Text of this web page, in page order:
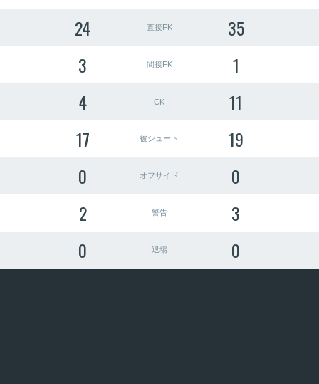
24
直接FK
35
3
間接FK
1
4
CK
11
17
被シュート
19
0
オフサイド
0
2
警告
3
0
退場 0